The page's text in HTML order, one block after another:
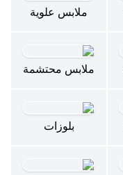
ملابس علوية
ملابس محتشمة
بلوزات